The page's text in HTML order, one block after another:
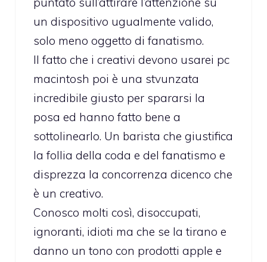
un dispositivo ugualmente valido,
solo meno oggetto di fanatismo.
Il fatto che i creativi devono usarei pc
macintosh poi è una stvunzata
incredibile giusto per spararsi la
posa ed hanno fatto bene a
sottolinearlo. Un barista che giustifica
la follia della coda e del fanatismo e
disprezza la concorrenza dicenco che
è un creativo.
Conosco molti così, disoccupati,
ignoranti, idioti ma che se la tirano e
danno un tono con prodotti apple e